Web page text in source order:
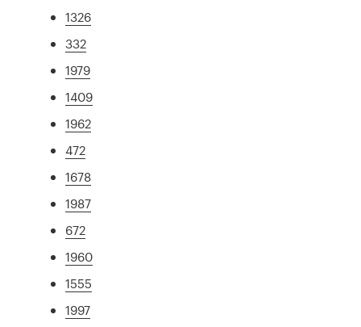
1326
332
1979
1409
1962
472
1678
1987
672
1960
1555
1997